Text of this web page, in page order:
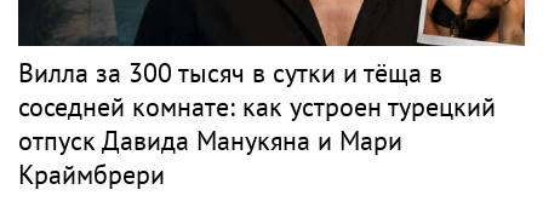
Вилла за 300 тысяч в сутки и тёща в
соседней комнате: как устроен турецкий
отпуск Давида Манукяна и Мари
Краймбрери